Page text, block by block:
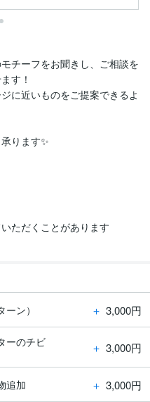
チーフをお聞きし、ご相談を
す！
に近いものをご提案できるよ
ります✨
ただくことがあります
ン） ＋ 3,000円
ーのチビ
＋ 3,000円
追加 ＋ 3,000円